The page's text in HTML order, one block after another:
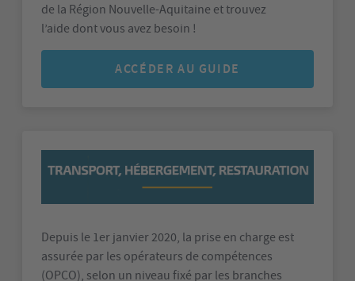
de la Région Nouvelle-Aquitaine et trouvez
l’aide dont vous avez besoin !
ACCÉDER AU GUIDE
Depuis le 1er janvier 2020, la prise en charge est
assurée par les opérateurs de compétences
(OPCO), selon un niveau fixé par les branches